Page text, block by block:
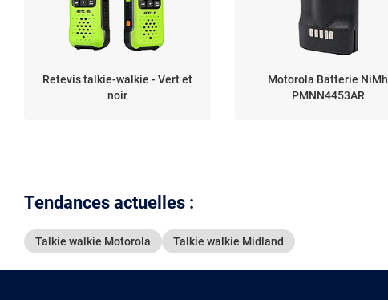
Retevis talkie-walkie - Vert et
noir
Motorola Batterie NiMh
PMNN4453AR
Tendances actuelles :
Talkie walkie Motorola Talkie walkie Midland